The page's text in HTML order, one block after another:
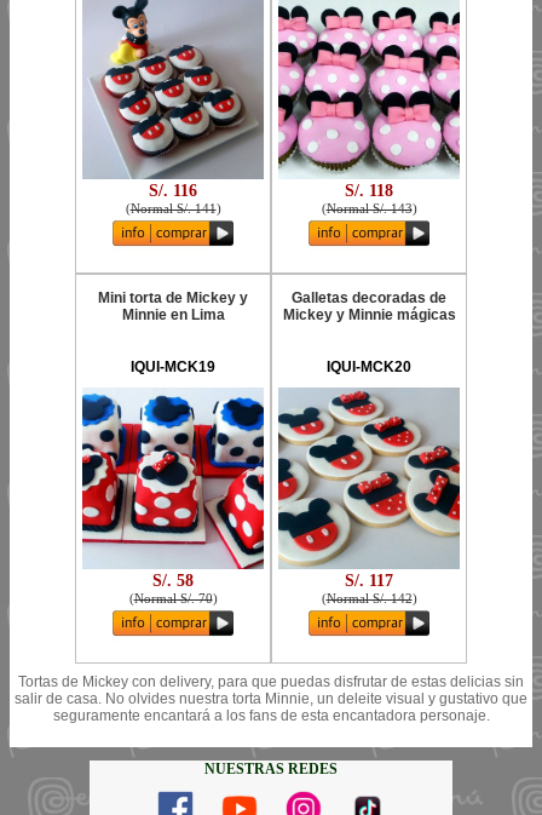
S/. 116
(Normal S/. 141)
S/. 118
(Normal S/. 143)
Mini torta de Mickey y
Minnie en Lima
IQUI-MCK19
S/. 58
(Normal S/. 70)
Galletas decoradas de
Mickey y Minnie mágicas
IQUI-MCK20
S/. 117
(Normal S/. 142)
Tortas de Mickey con delivery, para que puedas disfrutar de estas delicias sin
salir de casa. No olvides nuestra torta Minnie, un deleite visual y gustativo que
seguramente encantará a los fans de esta encantadora personaje.
NUESTRAS REDES